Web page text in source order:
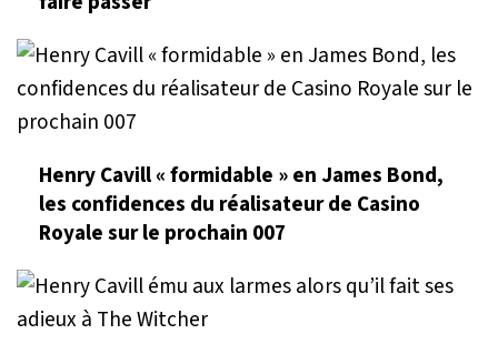
Henry Cavill « formidable » en James Bond,
les confidences du réalisateur de Casino
Royale sur le prochain 007